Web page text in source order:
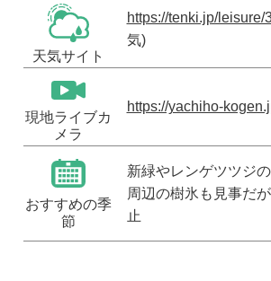
天気サイト
https://tenki.jp/
気)
現地ライブカ
メラ
https://yachiho-
おすすめの季
節
新緑やレンゲツツジ
周辺の樹氷も見事だ
止